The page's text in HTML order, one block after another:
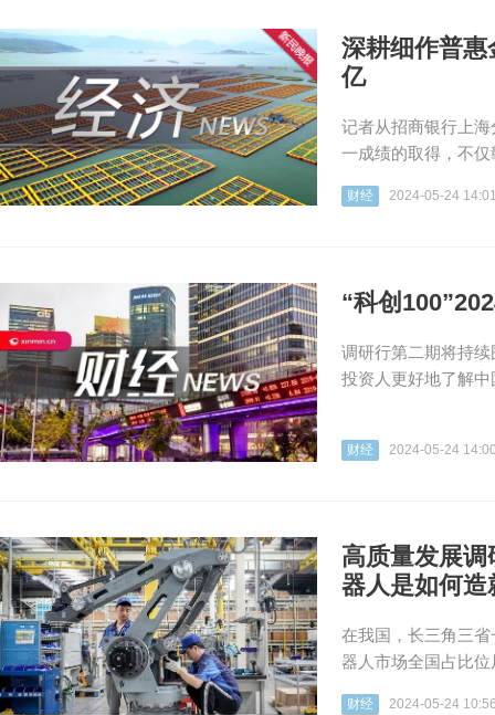
深耕细作普惠
亿
记者从招商银行上
一成绩的取得，不
财经 2024-05-24
“科创
调研行第二期将持
投资人更好地了解
财经 2024-05-24
高质量发展
器人是如何造
在我国，长三角三
器人市场全国占比
财经 2024-05-24